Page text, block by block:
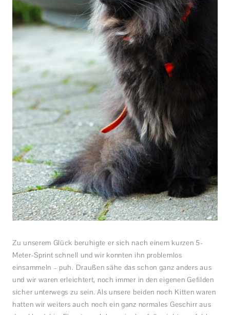
Zu unserem Glück beruhigte er sich nach einem kurzen 5-
Meter-Sprint schnell und wir konnten ihn problemlos
einsammeln – puh. Draußen sähe das schon ganz anders aus
und wir waren erleichtert, noch immer in den eigenen Gefilden
sicher unterwegs zu sein. Als unsere beiden noch Kitten waren
hatten wir weiters auch noch ein ganz normales Geschirr aus